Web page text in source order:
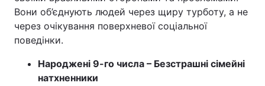
Вони об’єднують людей через щиру турботу, а не
через очікування поверхневої соціальної
поведінки.
Народжені 9-го числа – Безстрашні сімейні
натхненники